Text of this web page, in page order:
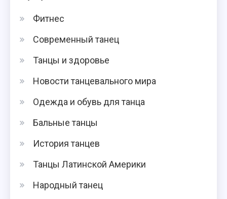
Фитнес
Современный танец
Танцы и здоровье
Новости танцевального мира
Одежда и обувь для танца
Бальные танцы
История танцев
Танцы Латинской Америки
Народный танец